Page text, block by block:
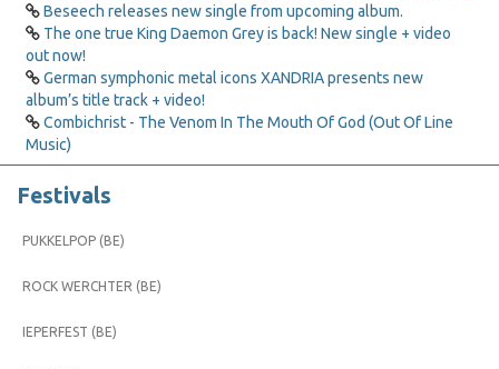
Beseech releases new single from upcoming album.
The one true King Daemon Grey is back! New single + video
out now!
German symphonic metal icons XANDRIA presents new
album’s title track + video!
Combichrist - The Venom In The Mouth Of God (Out Of Line
Music)
Festivals
PUKKELPOP (BE)
ROCK WERCHTER (BE)
IEPERFEST (BE)